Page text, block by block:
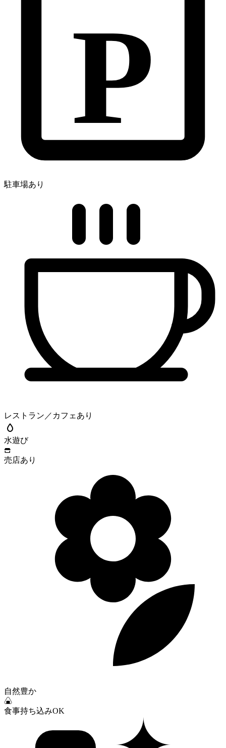
P
駐車場あり
レストラン／カフェあり
水遊び
売店あり
自然豊か
食事持ち込みOK